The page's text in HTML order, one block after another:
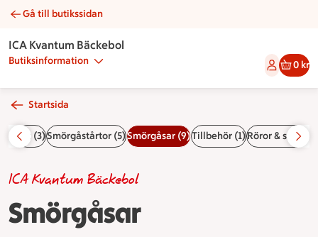
Smörgåsar | Catering ICA Kvantum Bäckebol
Gå till butikssidan
ICA Kvantum Bäckebol
Butiksinformation 0 kr
Startsida
Fat (3)Smörgåstårtor (5)Smörgåsar (9)Tillbehör (1)Röror & såser
Smörgåsar
ICA Kvantum Bäckebol